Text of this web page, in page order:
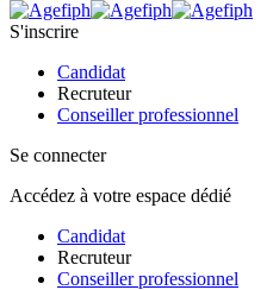
S'inscrire
Candidat
Recruteur
Conseiller professionnel
Se connecter
Accédez à votre espace dédié
Candidat
Recruteur
Conseiller professionnel